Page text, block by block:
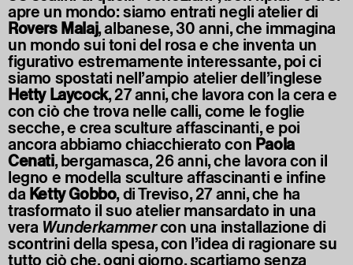
apre un mondo: siamo entrati negli atelier di
Rovers Malaj, albanese, 30 anni, che immagina
un mondo sui toni del rosa e che inventa un
figurativo estremamente interessante, poi ci
siamo spostati nell’ampio atelier dell’inglese
Hetty Laycock, 27 anni, che lavora con la cera e
con ciò che trova nelle calli, come le foglie
secche, e crea sculture affascinanti, e poi
ancora abbiamo chiacchierato con Paola
Cenati, bergamasca, 26 anni, che lavora con il
legno e modella sculture affascinanti e infine
daKetty Gobbo, di Treviso, 27 anni, che ha
trasformato il suo atelier mansardato in una
vera Wunderkammercon una installazione di
scontrini della spesa, con l’idea di ragionare su
tutto ciò che, ogni giorno, scartiamo senza